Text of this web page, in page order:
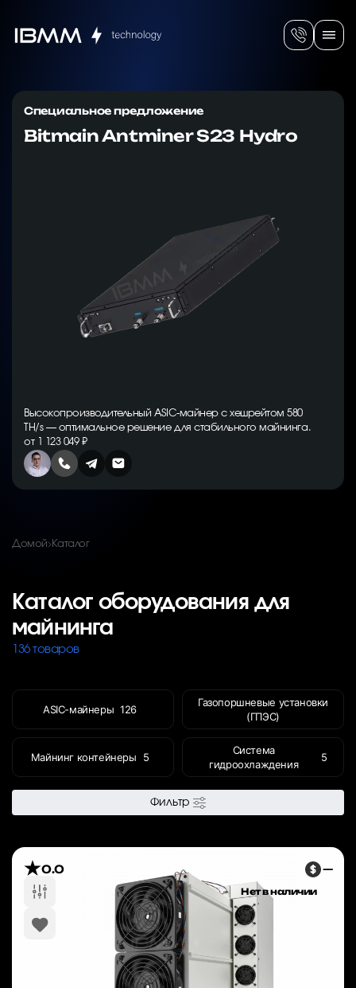
Специальное предложение
Bitmain Antminer S23 Hydro
Высокопроизводительный ASIC-майнер с хешрейтом 580
TH/s — оптимальное решение для стабильного майнинга.
от 1 123 049 ₽
Домой Каталог
Каталог оборудования для
майнинга
136 товаров
ASIC-майнеры 126
Газопоршневые установки
(ГПЭС)
Майнинг контейнеры 5
Система
гидроохлаждения
5
Фильтр
—
Нет в наличии
0.0